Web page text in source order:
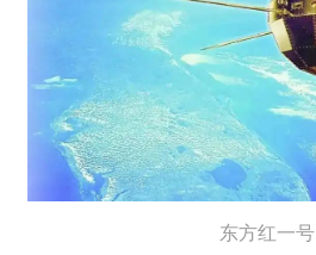
东方红一号